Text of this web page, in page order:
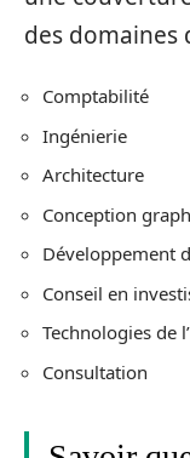
des domaines
Comptabilité
Ingénierie
Architecture
Conception
Développement
Conseil en
Technologies de
Consultation